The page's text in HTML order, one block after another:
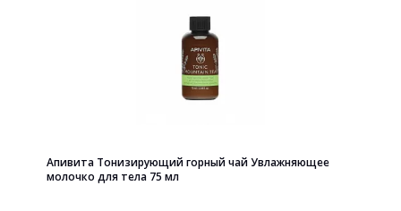
Апивита Тонизирующий горный чай Увлажняющее
молочко для тела 75 мл